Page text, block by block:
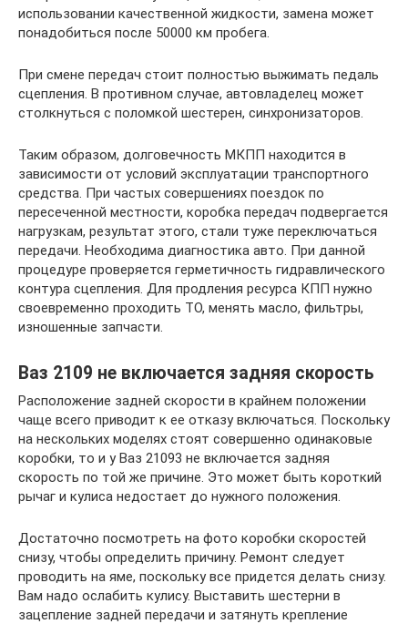
использовании качественной жидкости, замена может
понадобиться после 50000 км пробега.
При смене передач стоит полностью выжимать педаль
сцепления. В противном случае, автовладелец может
столкнуться с поломкой шестерен, синхронизаторов.
Таким образом, долговечность МКПП находится в
зависимости от условий эксплуатации транспортного
средства. При частых совершениях поездок по
пересеченной местности, коробка передач подвергается
нагрузкам, результат этого, стали туже переключаться
передачи. Необходима диагностика авто. При данной
процедуре проверяется герметичность гидравлического
контура сцепления. Для продления ресурса КПП нужно
своевременно проходить ТО, менять масло, фильтры,
изношенные запчасти.
Ваз 2109 не включается задняя скорость
Расположение задней скорости в крайнем положении
чаще всего приводит к ее отказу включаться. Поскольку
на нескольких моделях стоят совершенно одинаковые
коробки, то и у Ваз 21093 не включается задняя
скорость по той же причине. Это может быть короткий
рычаг и кулиса недостает до нужного положения.
Достаточно посмотреть на фото коробки скоростей
снизу, чтобы определить причину. Ремонт следует
проводить на яме, поскольку все придется делать снизу.
Вам надо ослабить кулису. Выставить шестерни в
зацепление задней передачи и затянуть крепление